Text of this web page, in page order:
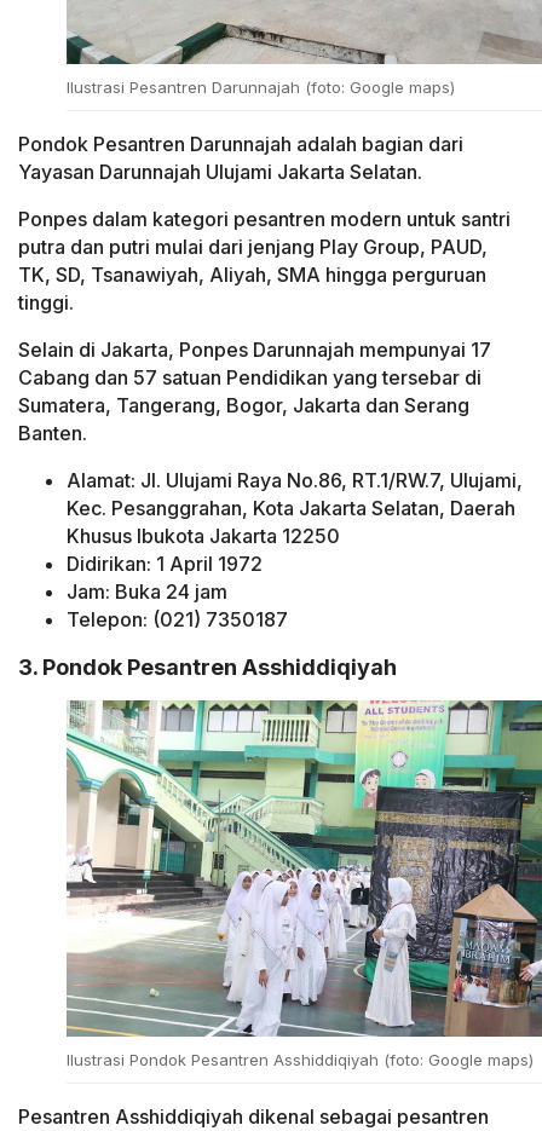
Ilustrasi Pesantren Darunnajah (foto: Google maps)
Pondok Pesantren Darunnajah adalah bagian dari
Yayasan Darunnajah Ulujami Jakarta Selatan.
Ponpes dalam kategori pesantren modern untuk santri
putra dan putri mulai dari jenjang Play Group, PAUD,
TK, SD, Tsanawiyah, Aliyah, SMA hingga perguruan
tinggi.
Selain di Jakarta, Ponpes Darunnajah mempunyai 17
Cabang dan 57 satuan Pendidikan yang tersebar di
Sumatera, Tangerang, Bogor, Jakarta dan Serang
Banten.
Alamat: Jl. Ulujami Raya No.86, RT.1/RW.7, Ulujami,
Kec. Pesanggrahan, Kota Jakarta Selatan, Daerah
Khusus Ibukota Jakarta 12250
Didirikan: 1 April 1972
Jam: Buka 24 jam
Telepon: (021) 7350187
3. Pondok Pesantren Asshiddiqiyah
Ilustrasi Pondok Pesantren Asshiddiqiyah (foto: Google maps)
Pesantren Asshiddiqiyah dikenal sebagai pesantren